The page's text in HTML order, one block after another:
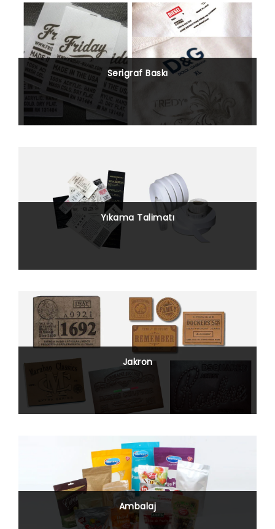
Serigraf Baskı
Yıkama Talimatı
Jakron
Ambalaj